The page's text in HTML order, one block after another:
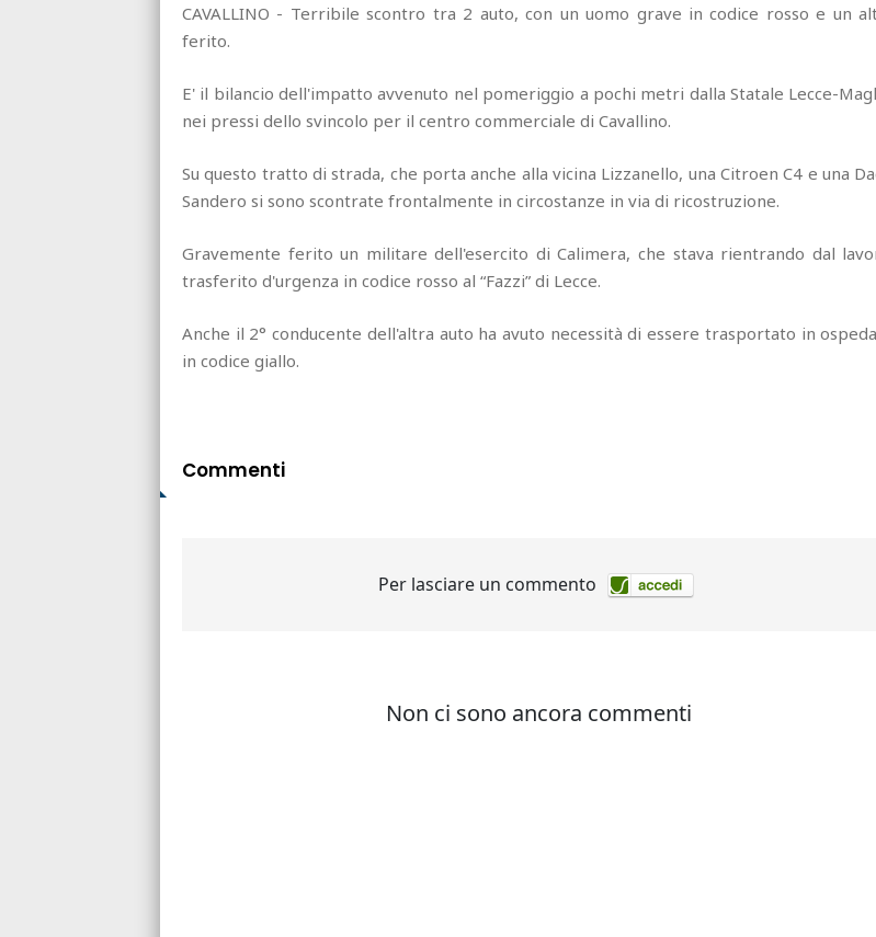
CAVALLINO - Terribile scontro tra 2 auto, con un uomo grave in codice rosso e un
ferito.
E' il bilancio dell'impatto avvenuto nel pomeriggio a pochi metri dalla Statale Lecce-
nei pressi dello svincolo per il centro commerciale di Cavallino.
Su questo tratto di strada, che porta anche alla vicina Lizzanello, una Citroen C4 e una
Sandero si sono scontrate frontalmente in circostanze in via di ricostruzione.
Gravemente ferito un militare dell'esercito di Calimera, che stava rientrando dal
trasferito d'urgenza in codice rosso al “Fazzi” di Lecce.
Anche il 2° conducente dell'altra auto ha avuto necessità di essere trasportato in
in codice giallo.
Commenti